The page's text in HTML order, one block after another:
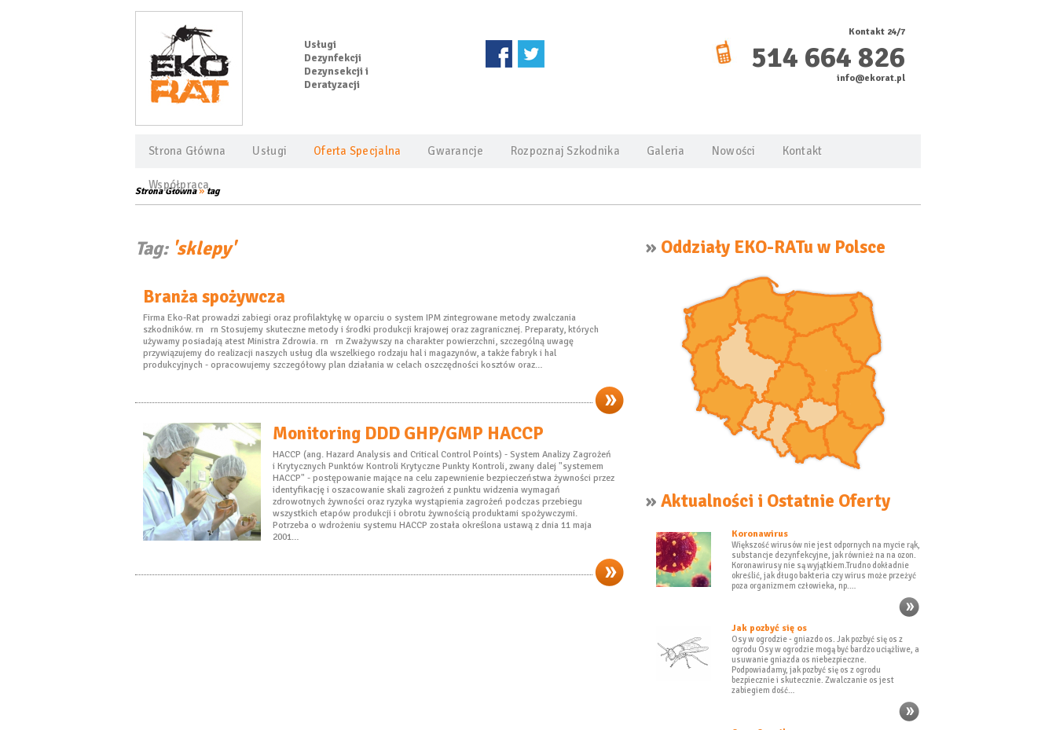
Strona Główna Usługi Oferta Specjalna Gwarancje Rozpoznaj Szkodnika Galeria Nowości Kontakt
Współpraca
Usługi
Dezynfekcji
Dezynsekcji i
Deratyzacji
Kontakt 24/7
514 664 826
info@ekorat.pl
Strona Główna »tag
Tag: 'sklepy'
Branża spożywcza
Firma Eko-Rat prowadzi zabiegi oraz profilaktykę w oparciu o system IPM zintegrowane metody zwalczania
szkodników. rn rn Stosujemy skuteczne metody i środki produkcji krajowej oraz zagranicznej. Preparaty, których
używamy posiadają atest Ministra Zdrowia. rn rn Zważywszy na charakter powierzchni, szczególną uwagę
przywiązujemy do realizacji naszych usług dla wszelkiego rodzaju hal i magazynów, a także fabryk i hal
produkcyjnych - opracowujemy szczegółowy plan działania w celach oszczędności kosztów oraz…
Monitoring DDD GHP/GMP HACCP
HACCP (ang. Hazard Analysis and Critical Control Points) - System Analizy Zagrożeń
i Krytycznych Punktów Kontroli Krytyczne Punkty Kontroli, zwany dalej "systemem
HACCP" - postępowanie mające na celu zapewnienie bezpieczeństwa żywności przez
identyfikację i oszacowanie skali zagrożeń z punktu widzenia wymagań
zdrowotnych żywności oraz ryzyka wystąpienia zagrożeń podczas przebiegu
wszystkich etapów produkcji i obrotu żywnością produktami spożywczymi.
Potrzeba o wdrożeniu systemu HACCP została określona ustawą z dnia 11 maja
2001…
» Oddziały EKO-RATu w Polsce
» Aktualności i Ostatnie Oferty
Koronawirus
Większość wirusów nie jest odpornych na mycie rąk,
substancje dezynfekcyjne, jak również na na ozon.
Koronawirusy nie są wyjątkiem.Trudno dokładnie
określić, jak długo bakteria czy wirus może przeżyć
poza organizmem człowieka, np.…
Jak pozbyć się os
Osy w ogrodzie - gniazdo os. Jak pozbyć się os z
ogrodu Osy w ogrodzie mogą być bardzo uciążliwe, a
usuwanie gniazda os niebezpieczne.
Podpowiadamy, jak pozbyć się os z ogrodu
bezpiecznie i skutecznie. Zwalczanie os jest
zabiegiem dość…